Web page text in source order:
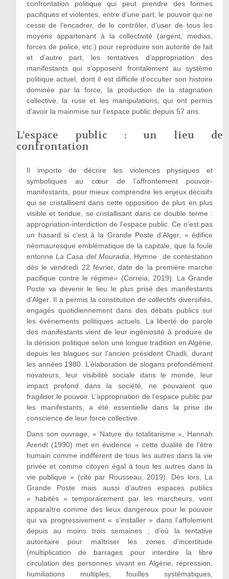
confrontation politique qui peut prendre des formes
pacifiques et violentes, entre d’une part, le pouvoir qui ne
cesse de l’encadrer, de le contrôler, d’user de tous les
moyens appartenant à la collectivité (argent, medias,
forces de police, etc.) pour reproduire son autorité de fait
et d’autre part, les tentatives d’appropriation des
manifestants qui s’opposent frontalement au système
politique actuel, dont il est difficile d’occulter son histoire
dominée par la force, la production de la stagnation
collective, la ruse et les manipulations, qui ont permis
d’avoir la mainmise sur l’espace public depuis 57 ans.
L’espace public : un lieu de
confrontation
Il importe de décrire les violences physiques et
symboliques au cœur de l’affrontement pouvoir-
manifestants, pour mieux comprendre les enjeux décisifs
qui se cristallisent dans cette opposition de plus en plus
visible et tendue, se cristallisant dans ce double terme :
appropriation-interdiction de l’espace public. Ce n’est pas
un hasard si c’est à la Grande Poste d’Alger, « édifice
néomauresque emblématique de la capitale, que la foule
entonneLa Casa del Mouradia , Hymne de contestation
dès le vendredi 22 février, date de la première marche
pacifique contre le régime» (Correia, 2019). La Grande
Poste va devenir le lieu le plus prisé des manifestants
d’Alger. Il a permis la constitution de collectifs diversifiés,
engagés quotidiennement dans des débats publics sur
les évènements politiques actuels. La liberté de parole
des manifestants vient de leur ingéniosité à produire de
la dérision politique selon une longue tradition en Algérie,
depuis les blagues sur l’ancien président Chadli, durant
les années 1980. L’élaboration de slogans profondément
novateurs, leur visibilité sociale dans le monde, leur
impact profond dans la société, ne pouvaient que
fragiliser le pouvoir. L’appropriation de l’espace public par
les manifestants, a été essentielle dans la prise de
conscience de leur force collective.
Dans son ouvrage, « Nature du totalitarisme », Hannah
Arendt (1990) met en évidence « cette dualité de l’être
humain comme indifférent de tous les autres dans la vie
privée et comme citoyen égal à tous les autres dans la
vie publique » (cité par Rousseau, 2019). Dès lors, La
Grande Poste mais aussi d’autres espaces publics
« habités » temporairement par les marcheurs, vont
apparaître comme des lieux dangereux pour le pouvoir
qui va progressivement « s’installer » dans l’affolement
depuis au moins trois semaines ; d’où la tentative
autoritaire pour maîtriser les zones d’incertitude
(multiplication de barrages pour interdire la libre
circulation des personnes vivant en Algérie, répression,
humiliations multiples, fouilles systématiques,